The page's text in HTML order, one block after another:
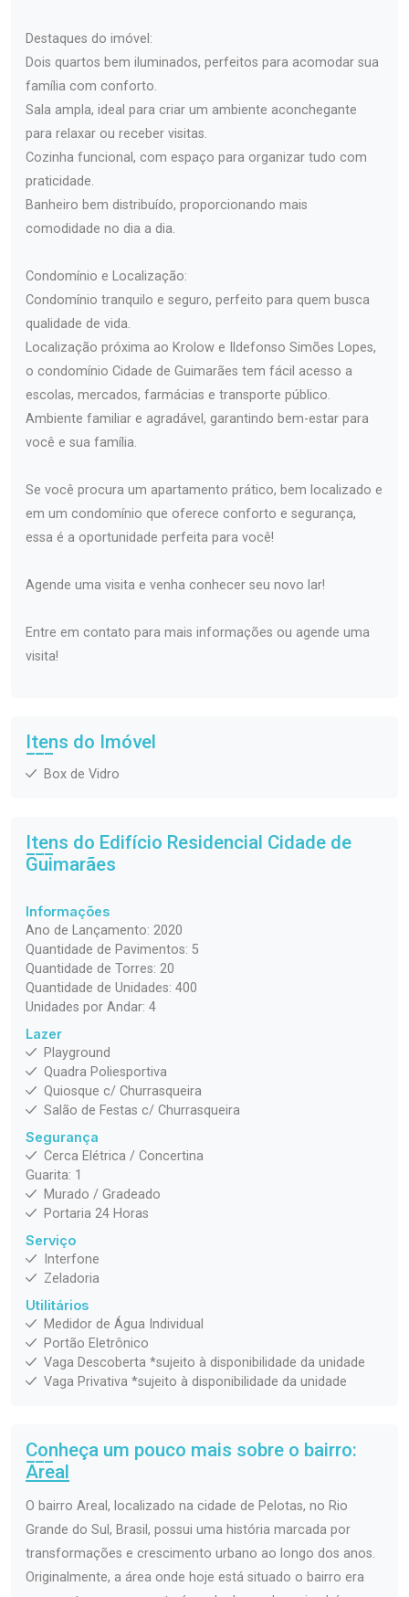
Destaques do imóvel:
Dois quartos bem iluminados, perfeitos para acomodar sua
família com conforto.
Sala ampla, ideal para criar um ambiente aconchegante
para relaxar ou receber visitas.
Cozinha funcional, com espaço para organizar tudo com
praticidade.
Banheiro bem distribuído, proporcionando mais
comodidade no dia a dia.
Condomínio e Localização:
Condomínio tranquilo e seguro, perfeito para quem busca
qualidade de vida.
Localização próxima ao Krolow e Ildefonso Simões Lopes,
o condomínio Cidade de Guimarães tem fácil acesso a
escolas, mercados, farmácias e transporte público.
Ambiente familiar e agradável, garantindo bem-estar para
você e sua família.
Se você procura um apartamento prático, bem localizado e
em um condomínio que oferece conforto e segurança,
essa é a oportunidade perfeita para você!
Agende uma visita e venha conhecer seu novo lar!
Entre em contato para mais informações ou agende uma
visita!
Itens do Imóvel
Box de Vidro
Itens do Edifício Residencial Cidade de
Guimarães
Informações
Ano de Lançamento: 2020
Quantidade de Pavimentos: 5
Quantidade de Torres: 20
Quantidade de Unidades: 400
Unidades por Andar: 4
Lazer
Playground
Quadra Poliesportiva
Quiosque c/ Churrasqueira
Salão de Festas c/ Churrasqueira
Segurança
Cerca Elétrica / Concertina
Guarita: 1
Murado / Gradeado
Portaria 24 Horas
Serviço
Interfone
Zeladoria
Utilitários
Medidor de Água Individual
Portão Eletrônico
Vaga Descoberta *sujeito à disponibilidade da unidade
Vaga Privativa *sujeito à disponibilidade da unidade
Conheça um pouco mais sobre o bairro:
Areal
O bairro Areal, localizado na cidade de Pelotas, no Rio
Grande do Sul, Brasil, possui uma história marcada por
transformações e crescimento urbano ao longo dos anos.
Originalmente, a área onde hoje está situado o bairro era